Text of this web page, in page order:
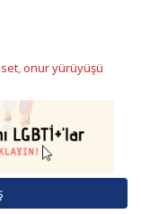
,onur yürüyüşü